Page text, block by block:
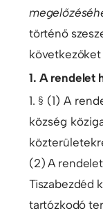
történő
következőket
1. A rendelet
1. § (1) A
község
(2) A
Tiszabezdéd
tartózkodó